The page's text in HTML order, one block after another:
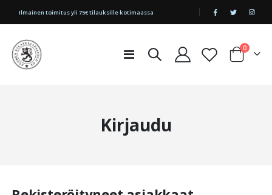
|
Ilmainen toimitus yli 75€ tilauksille kotimaassa
Toggle
Cart
0tuotetta
Kirjaudu